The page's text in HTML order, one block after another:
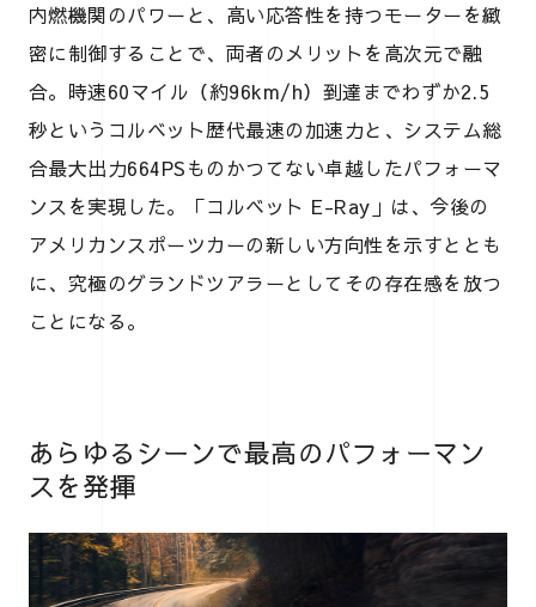
内燃機関のパワーと、高い応答性を持つモーターを緻
密に制御することで、両者のメリットを高次元で融
合。時速60マイル（約96km/h）到達までわずか2.5
秒というコルベット歴代最速の加速力と、システム総
合最大出力664PSものかつてない卓越したパフォーマ
ンスを実現した。「コルベット E-Ray」は、今後の
アメリカンスポーツカーの新しい方向性を示すととも
に、究極のグランドツアラーとしてその存在感を放つ
ことになる。
あらゆるシーンで最高のパフォーマン
スを発揮